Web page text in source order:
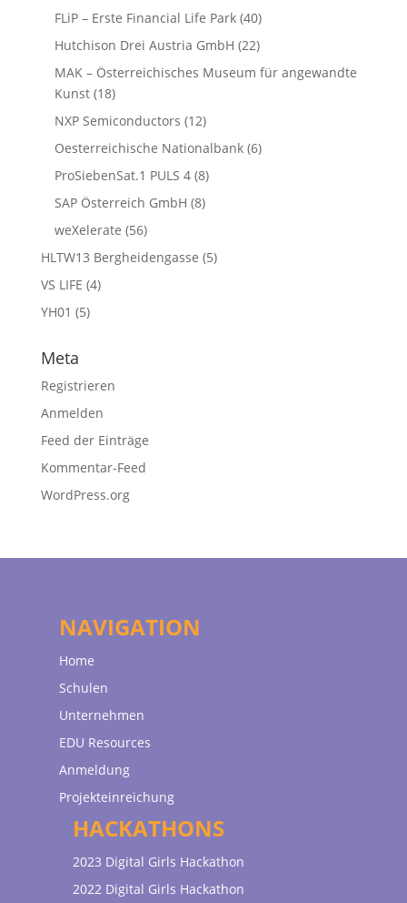
FLiP – Erste Financial Life Park(40)
Hutchison Drei Austria GmbH (22)
MAK – Österreichisches Museum für angewandte
Kunst(18)
NXP Semiconductors (12)
Oesterreichische Nationalbank(6)
ProSiebenSat.1 PULS 4(8)
SAP Österreich GmbH (8)
weXelerate (56)
HLTW13 Bergheidengasse (5)
VS LIFE (4)
YH01 (5)
Meta
Registrieren
Anmelden
Feed der Einträge
Kommentar-Feed
WordPress.org
NAVIGATION
Home
Schulen
Unternehmen
EDU Resources
Anmeldung
Projekteinreichung
HACKATHONS
2023 Digital Girls Hackathon
2022 Digital Girls Hackathon